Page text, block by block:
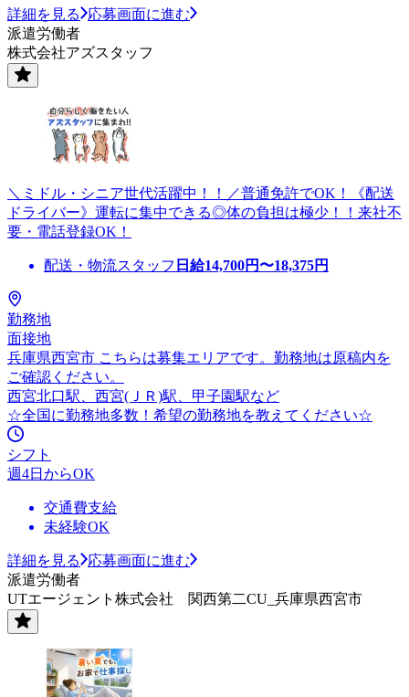
詳細を見る
応募画面に進む
派遣労働者
株式会社アズスタッフ
＼ミドル・シニア世代活躍中！！／普通免許でOK！《配送
ドライバー》運転に集中できる◎体の負担は極少！！来社不
要・電話登録OK！
配送・物流スタッフ 日給14,700円〜18,375円
勤務地
面接地
兵庫県西宮市 こちらは募集エリアです。勤務地は原稿内を
ご確認ください。
西宮北口駅、西宮(ＪＲ)駅、甲子園駅など
☆全国に勤務地多数！希望の勤務地を教えてください☆
シフト
週4日からOK
交通費支給
未経験OK
詳細を見る
応募画面に進む
派遣労働者
UTエージェント株式会社 関西第二CU_兵庫県西宮市